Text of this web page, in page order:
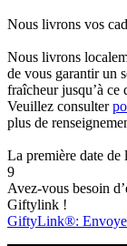
Nous livrons vos
Nous livrons
de vous garantir un
fraîcheur jusqu’à ce
Veuillez consulter
plus de
La première date de
9
Avez-vous besoin
Giftylink !
GiftyLink®: